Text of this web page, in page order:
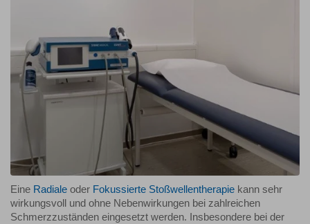
Eine Radiale oder Fokussierte Stoß­wellen­therapie kann sehr
wirkungs­voll und ohne Neben­wirkungen bei zahl­reichen
Schmerz­zu­ständen ein­gesetzt werden. Ins­besondere bei der